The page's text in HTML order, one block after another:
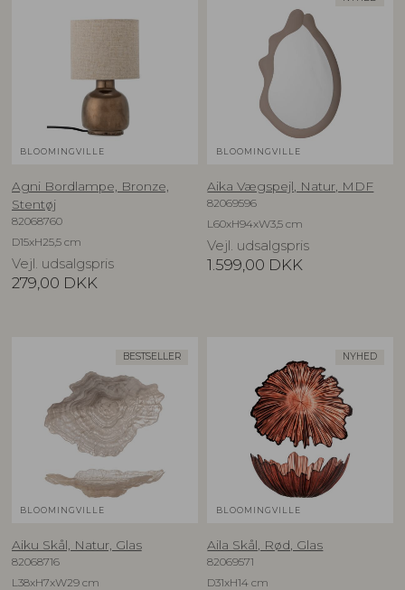
BLOOMINGVILLE
Agni Bordlampe, Bronze,
Stentøj
82068760
D15xH25,5 cm
Vejl. udsalgspris
279,00 DKK
BLOOMINGVILLE
Aika Vægspejl, Natur, MDF
82069596
L60xH94xW3,5 cm
Vejl. udsalgspris
1.599,00 DKK
BESTSELLER
BLOOMINGVILLE
Aiku Skål, Natur, Glas
82068716
L38xH7xW29 cm
NYHED
BLOOMINGVILLE
Aila Skål, Rød, Glas
82069571
D31xH14 cm